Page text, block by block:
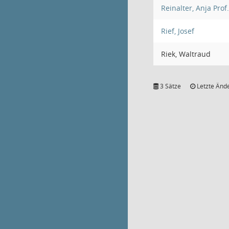
Reinalter, Anja
Rief, Josef
Riek, Waltraud
3 Sätze Letzte